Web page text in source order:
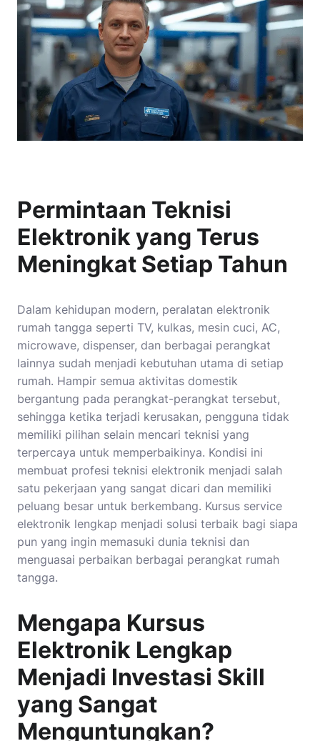
Permintaan Teknisi
Elektronik yang Terus
Meningkat Setiap Tahun
Dalam kehidupan modern, peralatan elektronik
rumah tangga seperti TV, kulkas, mesin cuci, AC,
microwave, dispenser, dan berbagai perangkat
lainnya sudah menjadi kebutuhan utama di setiap
rumah. Hampir semua aktivitas domestik
bergantung pada perangkat-perangkat tersebut,
sehingga ketika terjadi kerusakan, pengguna tidak
memiliki pilihan selain mencari teknisi yang
terpercaya untuk memperbaikinya. Kondisi ini
membuat profesi teknisi elektronik menjadi salah
satu pekerjaan yang sangat dicari dan memiliki
peluang besar untuk berkembang. Kursus service
elektronik lengkap menjadi solusi terbaik bagi siapa
pun yang ingin memasuki dunia teknisi dan
menguasai perbaikan berbagai perangkat rumah
tangga.
Mengapa Kursus
Elektronik Lengkap
Menjadi Investasi Skill
yang Sangat
Menguntungkan?